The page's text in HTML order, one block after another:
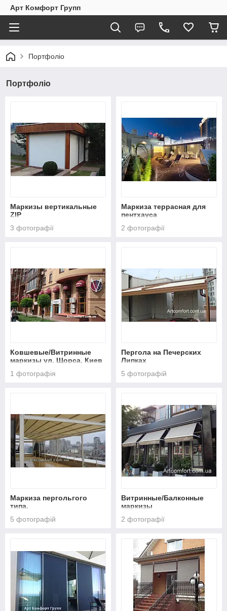
Арт Комфорт Групп
Портфоліо
Портфоліо
Маркизы вертикальные
ZIP
3 фотографії
Маркиза террасная для
пентхауса
2 фотографії
Ковшевые/Витринные
маркизы ул. Щорса, Киев
1 фотографія
Пергола на Печерских
Липках
5 фотографій
Маркиза пергольгого
типа.
5 фотографій
Витринные/Балконные
маркизы
2 фотографії